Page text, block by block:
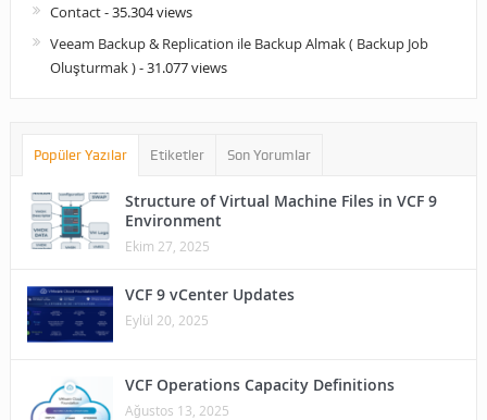
Contact- 35.304 views
Veeam Backup & Replication ile Backup Almak ( Backup Job
Oluşturmak )- 31.077 views
Popüler Yazılar Etiketler Son Yorumlar
Structure of Virtual Machine Files in VCF 9
Environment
Ekim 27, 2025
VCF 9 vCenter Updates
Eylül 20, 2025
VCF Operations Capacity Definitions
Ağustos 13, 2025